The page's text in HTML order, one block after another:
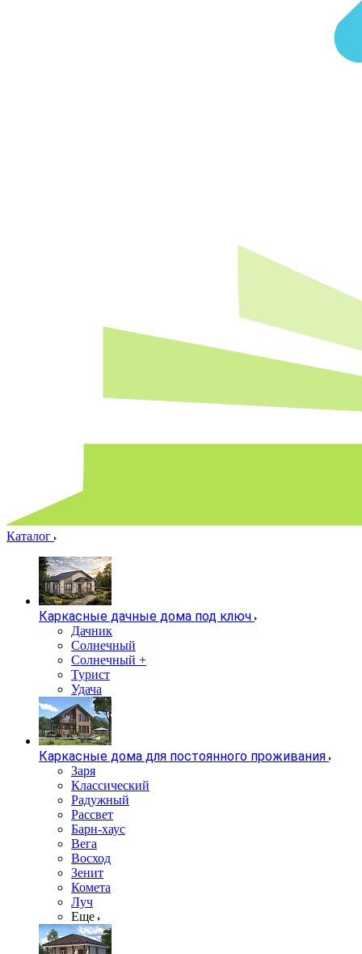
Каталог
Каркасные дачные дома под ключ
Дачник
Солнечный
Солнечный +
Турист
Удача
Каркасные дома для постоянного проживания
Заря
Классический
Радужный
Рассвет
Барн-хаус
Вега
Восход
Зенит
Комета
Луч
Еще